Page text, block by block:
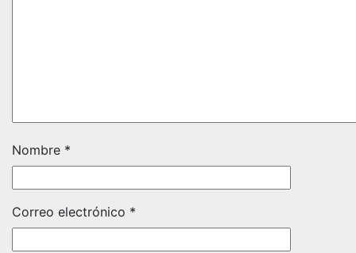
Nombre *
Correo electrónico *